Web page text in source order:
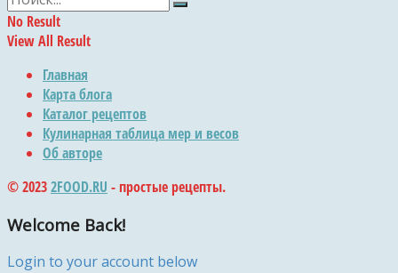
No Result
View All Result
Главная
Карта блога
Каталог рецептов
Кулинарная таблица мер и весов
Об авторе
© 20232FOOD.RU - простые рецепты.
Welcome Back!
Login to your account below